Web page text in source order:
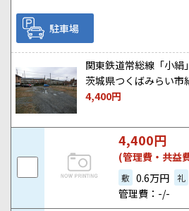
駐車場
関東鉄道常総線「小絹
茨城県つくばみらい市
4,400円
4,400円
(管理費・共益
敷 0.6万円 礼
管理費：-/-